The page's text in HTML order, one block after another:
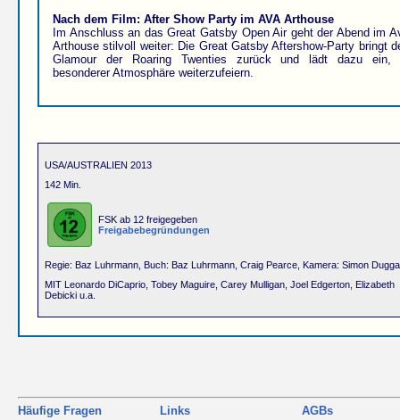
Nach dem Film: After Show Party im AVA Arthouse
Im Anschluss an das Great Gatsby Open Air geht der Abend im
Arthouse stilvoll weiter: Die Great Gatsby Aftershow-Party bringt
Glamour der Roaring Twenties zurück und lädt dazu ein,
besonderer Atmosphäre weiterzufeiern.
USA/AUSTRALIEN 2013
142 Min.
FSK ab 12 freigegeben
Freigabebegründungen
Regie: Baz Luhrmann, Buch: Baz Luhrmann, Craig Pearce, Kamera: Simon
MIT Leonardo DiCaprio, Tobey Maguire, Carey Mulligan, Joel Edgerton, Elizabeth
Debicki u.a.
Häufige Fragen
Links
AGBs